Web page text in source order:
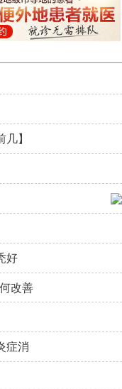
】
好
改善
症消